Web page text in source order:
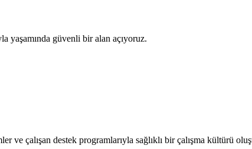
yaşamında güvenli bir alan açıyoruz.
ve çalışan destek programlarıyla sağlıklı bir çalışma kültürü